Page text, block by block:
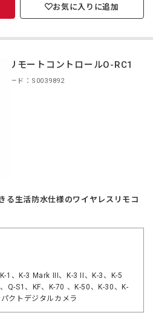
お気に入りに追加
水リモートコントロールO-RC1
コード：S0039892
る生活防水仕様のワイヤレスリモコ
1、K-3 Mark III、K-3 II、K-3、K-5
Q-S1、KF、K-70 、K-50、K-30、K-
クトデジタルカメラ